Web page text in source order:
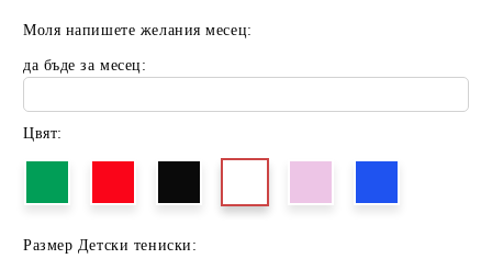
Моля напишете желания месец:
да бъде за месец:
Цвят:
Размер Детски тениски: